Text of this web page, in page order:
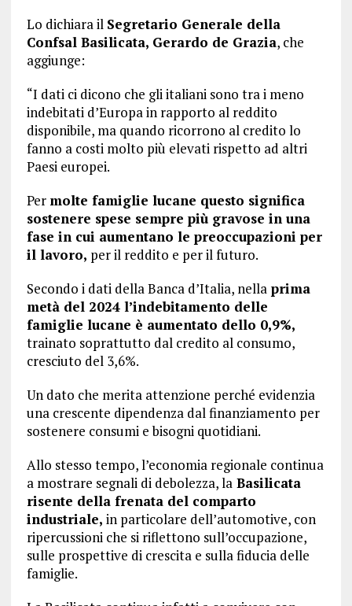
Lo dichiara il Segretario Generale della
Confsal Basilicata, Gerardo de Grazia, che
aggiunge:
“I dati ci dicono che gli italiani sono tra i meno
indebitati d’Europa in rapporto al reddito
disponibile, ma quando ricorrono al credito lo
fanno a costi molto più elevati rispetto ad altri
Paesi europei.
Per molte famiglie lucane questo significa
sostenere spese sempre più gravose in una
fase in cui aumentano le preoccupazioni per
il lavoro, per il reddito e per il futuro.
Secondo i dati della Banca d’Italia, nellaprima
metà del 2024 l’indebitamento delle
famiglie lucane è aumentato dello 0,9%,
trainato soprattutto dal credito al consumo,
cresciuto del 3,6%.
Un dato che merita attenzione perché evidenzia
una crescente dipendenza dal finanziamento per
sostenere consumi e bisogni quotidiani.
Allo stesso tempo, l’economia regionale continua
a mostrare segnali di debolezza, laBasilicata
risente della frenata del comparto
industriale, in particolare dell’automotive, con
ripercussioni che si riflettono sull’occupazione,
sulle prospettive di crescita e sulla fiducia delle
famiglie.